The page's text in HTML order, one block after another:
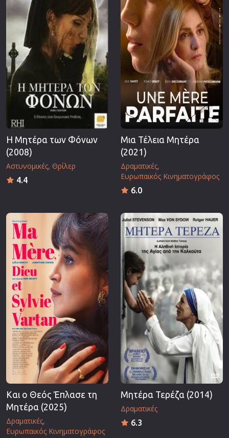
Η Μητέρα των Φόνων
(2008)
Αστυνομικές Θρίλερ
4.4
Μια Τέλεια Μητέρα
(2021)
Δραματικές
Ευρωπαικός Κινηματογράφος
6.0
Και ο Θεός Έπλασε τη
Μητέρα (2025)
Δραματικές
Ευρωπαικός Κινηματογράφος
Μητέρα Τερέζα (2014)
Δραματικές
6.3